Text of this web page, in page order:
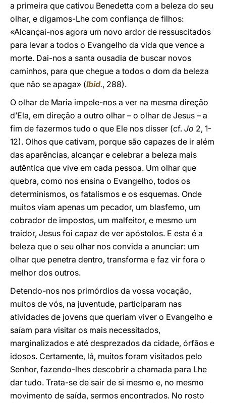
a primeira que cativou Benedetta com a beleza do seu
olhar, e digamos-Lhe com confiança de filhos:
«Alcançai-nos agora um novo ardor de ressuscitados
para levar a todos o Evangelho da vida que vence a
morte. Dai-nos a santa ousadia de buscar novos
caminhos, para que chegue a todos o dom da beleza
que não se apaga» (Ibid., 288).
O olhar de Maria impele-nos a ver na mesma direção
d’Ela, em direção a outro olhar – o olhar de Jesus – a
fim de fazermos tudo o que Ele nos disser (cf. Jo 2, 1-
12). Olhos que cativam, porque são capazes de ir além
das aparências, alcançar e celebrar a beleza mais
autêntica que vive em cada pessoa. Um olhar que
quebra, como nos ensina o Evangelho, todos os
determinismos, os fatalismos e os esquemas. Onde
muitos viam apenas um pecador, um blasfemo, um
cobrador de impostos, um malfeitor, e mesmo um
traidor, Jesus foi capaz de ver apóstolos. E esta é a
beleza que o seu olhar nos convida a anunciar: um
olhar que penetra dentro, transforma e faz vir fora o
melhor dos outros.
Detendo-nos nos primórdios da vossa vocação,
muitos de vós, na juventude, participaram nas
atividades de jovens que queriam viver o Evangelho e
saíam para visitar os mais necessitados,
marginalizados e até desprezados da cidade, órfãos e
idosos. Certamente, lá, muitos foram visitados pelo
Senhor, fazendo-lhes descobrir a chamada para Lhe
dar tudo. Trata-se de sair de si mesmo e, no mesmo
movimento de saída, sermos encontrados. No rosto